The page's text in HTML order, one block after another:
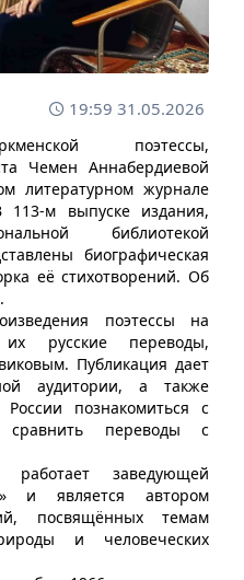
19:59 31.05.2026
поэтессы,
Чемен Аннабердиевой
литературном журнале
113-м выпуске издания,
библиотекой
биографическая
её стихотворений. Об
.
поэтессы на
русские переводы,
Публикация дает
аудитории, а также
познакомиться с
переводы с
работает заведующей
и является автором
посвящённых темам
и человеческих